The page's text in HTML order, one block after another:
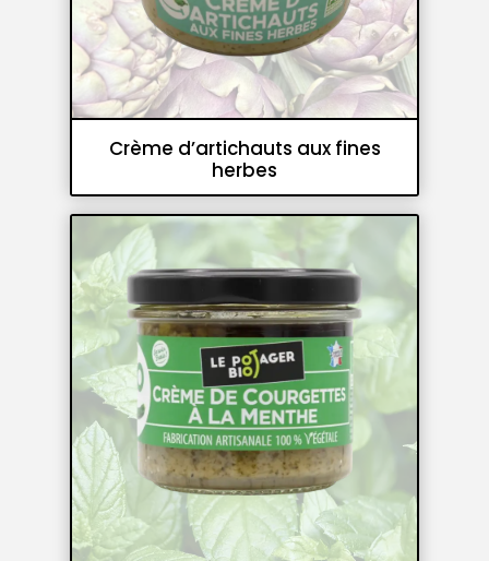
Crème d’artichauts aux fines
herbes
Crèmes de légumes et pesto
Tartinables